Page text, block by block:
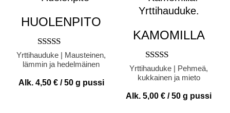
HUOLENPITO
Arvostelu
tuotteesta:
/ 5
Yrttihauduke | Mausteinen,
lämmin ja hedelmäinen
Alk. 4,50 €/ 50 g pussi
KAMOMILLA
Arvostelu
tuotteesta:
5.00
/ 5
Yrttihauduke | Pehmeä,
kukkainen ja mieto
Alk.5,00€ / 50 g pussi